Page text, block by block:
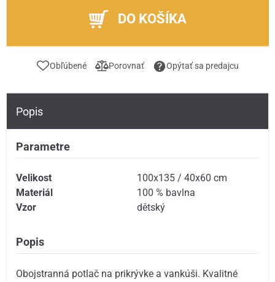
DO KOŠÍKA
Obľúbené Porovnať Opýtať sa predajcu
Popis
Parametre
Velikost
100x135 / 40x60 cm
Materiál
100 % bavlna
Vzor
dětský
Popis
Obojstranná potlač na prikrývke a vankúši. Kvalitné